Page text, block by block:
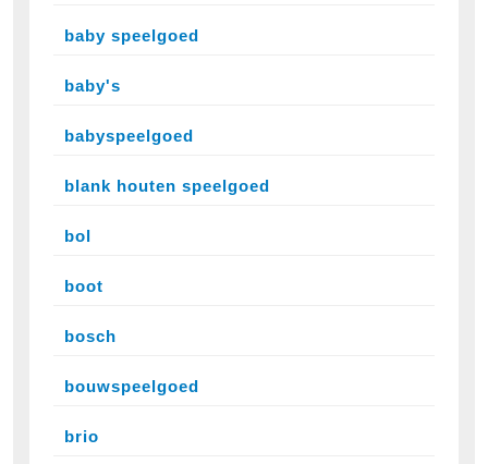
baby speelgoed
baby's
babyspeelgoed
blank houten speelgoed
bol
boot
bosch
bouwspeelgoed
brio